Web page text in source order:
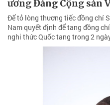
ương Đảng Cộng sản
Để tỏ lòng thương tiếc đồng chí
Nam quyết định để tang đồng
nghi thức Quốc tang trong 2